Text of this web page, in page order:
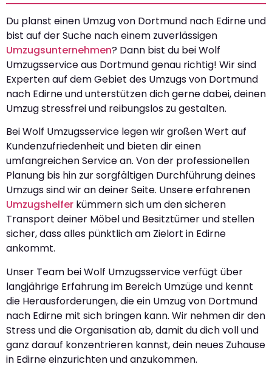
Du planst einen Umzug von Dortmund nach Edirne und
bist auf der Suche nach einem zuverlässigen
Umzugsunternehmen? Dann bist du bei Wolf
Umzugsservice aus Dortmund genau richtig! Wir sind
Experten auf dem Gebiet des Umzugs von Dortmund
nach Edirne und unterstützen dich gerne dabei, deinen
Umzug stressfrei und reibungslos zu gestalten.
Bei Wolf Umzugsservice legen wir großen Wert auf
Kundenzufriedenheit und bieten dir einen
umfangreichen Service an. Von der professionellen
Planung bis hin zur sorgfältigen Durchführung deines
Umzugs sind wir an deiner Seite. Unsere erfahrenen
Umzugshelfer kümmern sich um den sicheren
Transport deiner Möbel und Besitztümer und stellen
sicher, dass alles pünktlich am Zielort in Edirne
ankommt.
Unser Team bei Wolf Umzugsservice verfügt über
langjährige Erfahrung im Bereich Umzüge und kennt
die Herausforderungen, die ein Umzug von Dortmund
nach Edirne mit sich bringen kann. Wir nehmen dir den
Stress und die Organisation ab, damit du dich voll und
ganz darauf konzentrieren kannst, dein neues Zuhause
in Edirne einzurichten und anzukommen.